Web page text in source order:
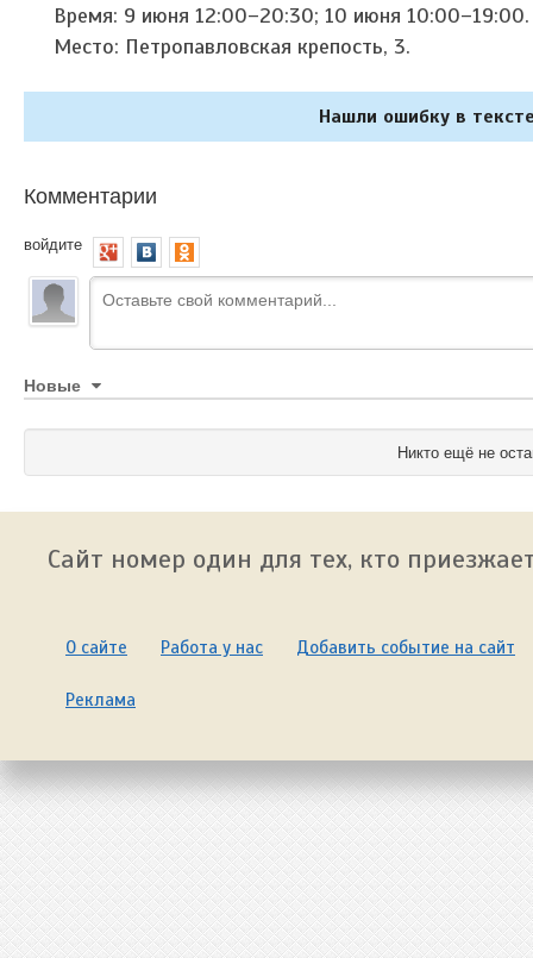
Время: 9 июня 12:00–20:30; 10 июня 10:00–19:00.
Место: Петропавловская крепость, 3.
Нашли ошибку в
Комментарии
войдите
Новые
Никто ещё не
Сайт номер один для тех, кто
О сайте Работа у нас Добавить событие на сайт
Реклама